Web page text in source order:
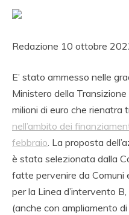
Redazione 10 ottobre
E’ stato ammesso nelle
Ministero della
milioni di euro che rienatra
nell’ambito dei
febbraio. La proposta
è stata selezionata dalla
fatte pervenire da Comuni
per la Linea d’intervento
(anche con ampliamento